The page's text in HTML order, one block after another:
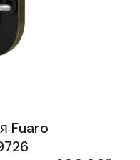
Fuaro